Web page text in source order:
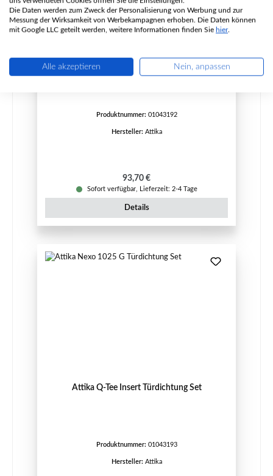
Attika Q-Tee Insert Scheibendichtung Set
Produktnummer: 01043192
Hersteller: Attika
Regulärer Preis:
93,70 €
Sofort verfügbar, Lieferzeit: 2-4 Tage
Details
Attika Q-Tee Insert Türdichtung Set
Produktnummer: 01043193
Hersteller: Attika
Die Daten werden zum Zweck der Personalisierung von Werbung und zur
Messung der Wirksamkeit von Werbekampagnen erhoben. Die Daten können
mit Google LLC geteilt werden, weitere Informationen finden Sie hier.
Alle akzeptieren Nein, anpassen